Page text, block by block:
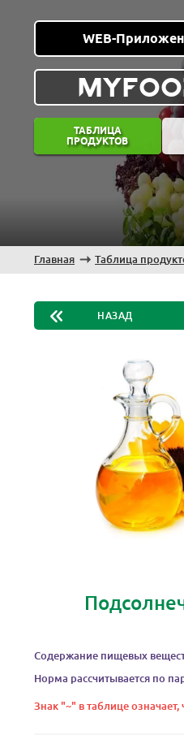
WEB-
ТАБЛИЦА
ПРОДУКТОВ
Главная Таблица
НАЗАД
Содержание пищевых
Норма рассчитывается по
Знак "~" в таблице